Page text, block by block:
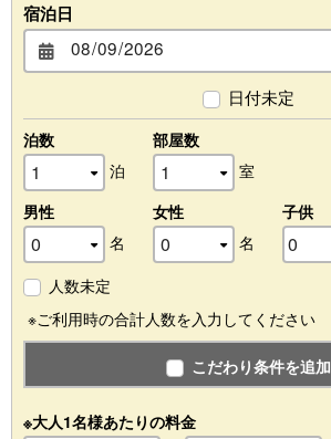
宿泊日
日付未定
泊数
泊
部屋数
室
男性
名
女性
名
子供
人数未定
※ご利用時の合計人数を入力してください
こだわり条件を追加
※大人1名様あたりの料金